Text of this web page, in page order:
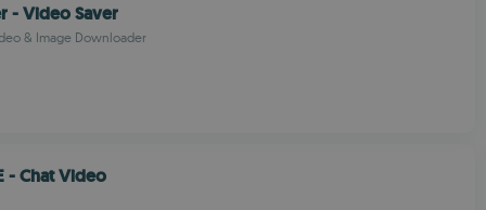
- Video Saver
& Image Downloader
- Chat Video